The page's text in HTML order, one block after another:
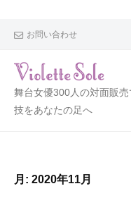
お問い合わせ
V
i
e
舞台女優300人の対面販
技をあなたの足へ
月: 2020年11月
o
e
t
e
e